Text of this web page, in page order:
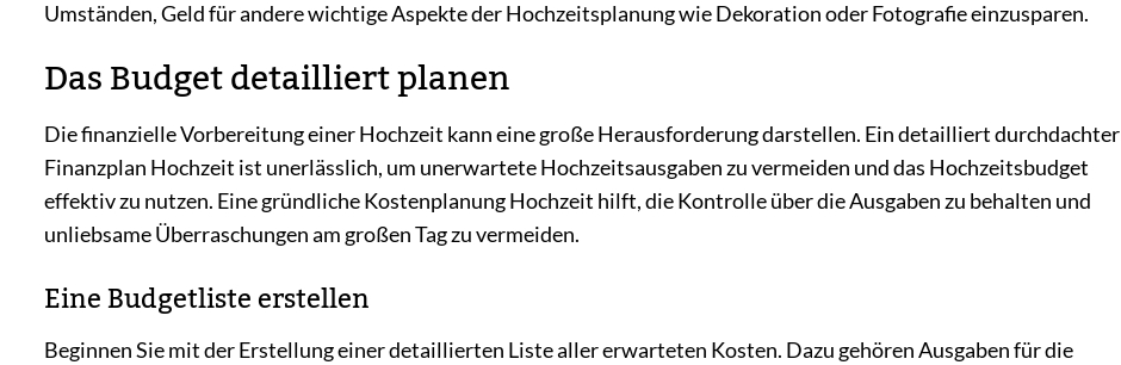
Umständen, Geld für andere wichtige Aspekte der Hochzeitsplanung wie Dekoration oder Fotografie einzusparen.
Das Budget detailliert planen
Die finanzielle Vorbereitung einer Hochzeit kann eine große Herausforderung darstellen. Ein detailliert durchdachter
Finanzplan Hochzeit ist unerlässlich, um unerwartete Hochzeitsausgaben zu vermeiden und das Hochzeitsbudget
effektiv zu nutzen. Eine gründliche Kostenplanung Hochzeit hilft, die Kontrolle über die Ausgaben zu behalten und
unliebsame Überraschungen am großen Tag zu vermeiden.
Eine Budgetliste erstellen
Beginnen Sie mit der Erstellung einer detaillierten Liste aller erwarteten Kosten. Dazu gehören Ausgaben für die